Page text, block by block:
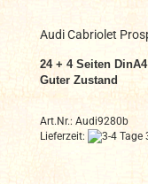
Audi Cabriolet
24 + 4 Seiten DinA4
Guter Zustand
Art.Nr.: Audi9280b
Lieferzeit: